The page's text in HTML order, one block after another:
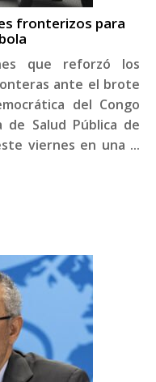
fronterizos para
que reforzó los
ante el brote
del Congo
de Salud Pública de
viernes en una ...